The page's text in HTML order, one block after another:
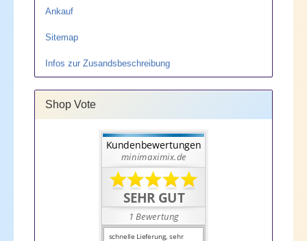
Ankauf
Sitemap
Infos zur Zusandsbeschreibung
Shop Vote